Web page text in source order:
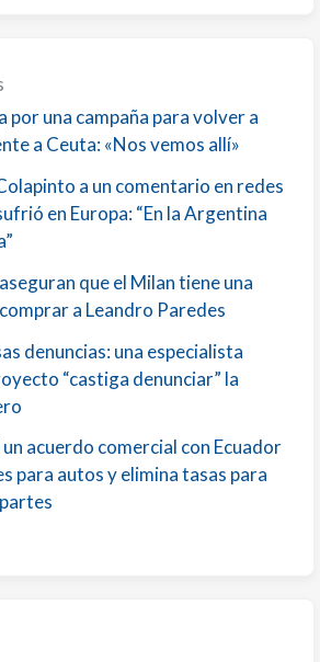
por una campaña para volver a
a Ceuta: «Nos vemos allí»
a un comentario en redes
en Europa: “En la Argentina
que el Milan tiene una
a Leandro Paredes
denuncias: una especialista
“castiga denunciar” la
acuerdo comercial con Ecuador
para autos y elimina tasas para